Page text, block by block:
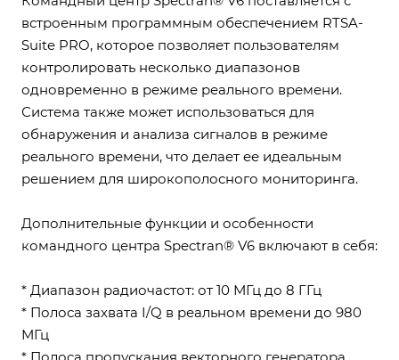
встроенным программным обеспечением RTSA-
Suite PRO, которое позволяет пользователям
контролировать несколько диапазонов
одновременно в режиме реального времени.
Система также может использоваться для
обнаружения и анализа сигналов в режиме
реального времени, что делает ее идеальным
решением для широкополосного мониторинга.
Дополнительные функции и особенности
командного центра Spectran® V6 включают в себя:
* Диапазон радиочастот: от 10 МГц до 8 ГГц
* Полоса захвата I/Q в реальном времени до 980
МГц